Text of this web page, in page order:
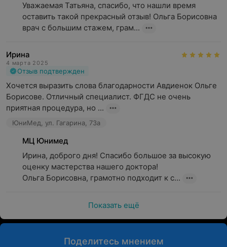
Уважаемая Татьяна, спасибо, что нашли время
оставить такой прекрасный отзыв! Ольга Борисовна
врач с большим стажем, грам...
Ирина
4 марта 2025
Отзыв подтвержден
Хочется выразить слова благодарности Авдиенок Ольге
Борисове. Отличный специалист. ФГДС не очень
приятная процедура, но ...
ЮниМед, ул. Гагарина, 73а
МЦ Юнимед
Ирина, доброго дня! Спасибо большое за высокую
оценку мастерства нашего доктора!
Ольга Борисовна, грамотно подходит к с...
Показать ещё
Поделитесь мнением